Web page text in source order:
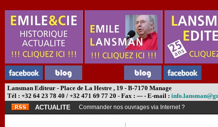
Lansman Editeur - Place de La Hestre , 19 - B-7170 Manage
Tél : +32 64 23 78 40 / +32 471 69 77 20 - Fax : --- - E-mail :
ACTUALITE
Commander nos ouvrages via Internet ?